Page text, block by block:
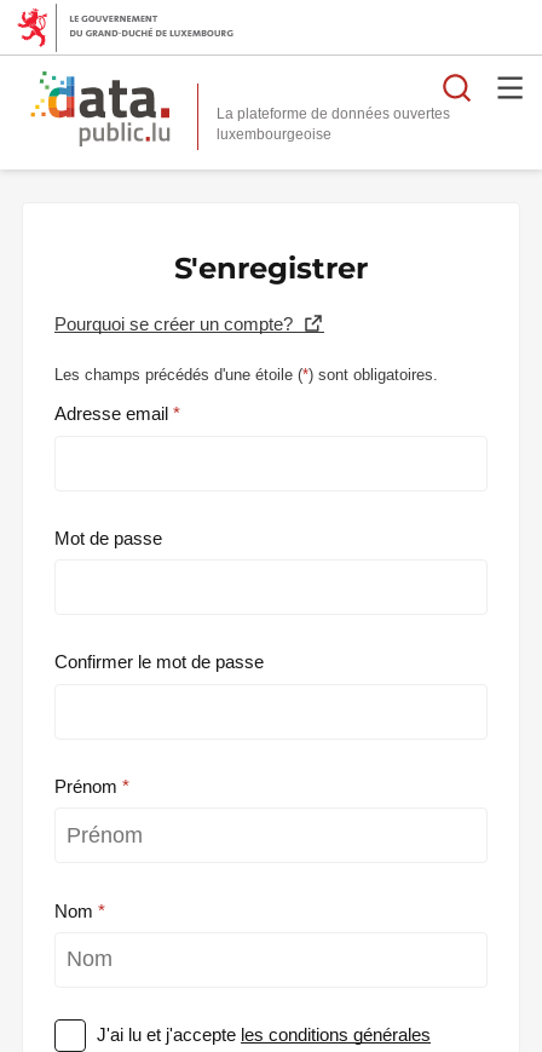
La plateforme de données ouvertes
S'enregistrer
Pourquoi se créer un compte?
Les champs précédés d'une étoile (*) sont obligatoires.
Adresse email
Mot de passe
Confirmer le mot de passe
Prénom
Nom
J'ai lu et j'accepte les conditions générales